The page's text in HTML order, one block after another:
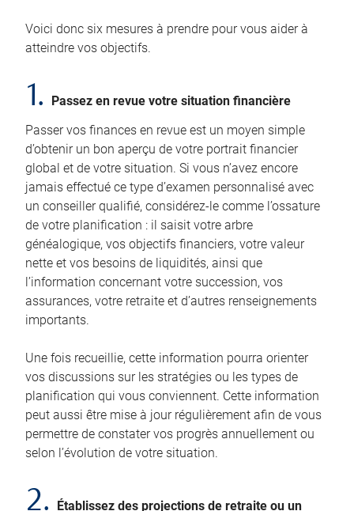
Voici donc six mesures à prendre pour vous aider à
atteindre vos objectifs.
1.
Passez en revue votre situation financière
Passer vos finances en revue est un moyen simple
d’obtenir un bon aperçu de votre portrait financier
global et de votre situation. Si vous n’avez encore
jamais effectué ce type d’examen personnalisé avec
un conseiller qualifié, considérez-le comme l’ossature
de votre planification : il saisit votre arbre
généalogique, vos objectifs financiers, votre valeur
nette et vos besoins de liquidités, ainsi que
l’information concernant votre succession, vos
assurances, votre retraite et d’autres renseignements
importants.
Une fois recueillie, cette information pourra orienter
vos discussions sur les stratégies ou les types de
planification qui vous conviennent. Cette information
peut aussi être mise à jour régulièrement afin de vous
permettre de constater vos progrès annuellement ou
selon l’évolution de votre situation.
2.
Établissez des projections de retraite ou un